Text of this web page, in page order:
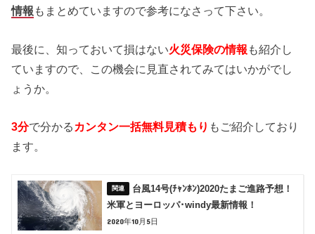
情報 もまとめていますので参考になさって下さい。
最後に、知っておいて損はない火災保険の情報 も紹介し
ていますので、この機会に見直されてみてはいかがでし
ょうか。
3分で分かる カンタン一括無料見積もり もご紹介しており
ます。
台風14号(ﾁｬﾝﾎﾝ)2020たまご進路予想！
米軍とヨーロッパ･windy最新情報！
2020年10月5日